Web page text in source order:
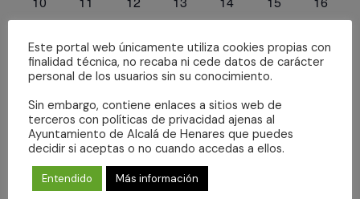
eventoseventoseventoseventoseventoseventoseventos
eventoseventoseventoseventos eventos eventos eventos
0
eventos
24
0
eventos
25
0
eventos
26
0
eventos
27
0
eventos
28
0
eventos
29
0
30
eventos eventoseventoseventoseventos eventos
Aviso No hay ningún evento este día.
Jul Este mes
Este portal web únicamente utiliza cookies propias con
finalidad técnica, no recaba ni cede datos de carácter
personal de los usuarios sin su conocimiento.
Sin embargo, contiene enlaces a sitios web de
terceros con políticas de privacidad ajenas al
Ayuntamiento de Alcalá de Henares que puedes
decidir si aceptas o no cuando accedas a ellos.
Entendido Más información